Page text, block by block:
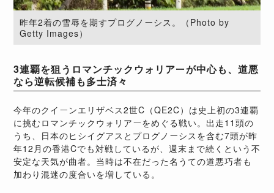
昨年2着の雪辱を期すプログノーシス。（Photo by
Getty Images）
3連覇を狙うロマンチックウォリアーが中心も、道悪
なら逆転候補も多士済々
今年のクイーンエリザベス2世C（QE2C）は史上初の3連覇
に挑むロマンチックウォリアーをめぐる戦い。出走11頭の
うち、日本のヒシイグアスとプログノーシスを含む7頭が昨
年12月の香港Cでも対戦しているが、週末まで続くという不
安定な天気が曲者。当時は不在だった名うての道悪巧者も
加わり混迷の度合いを増している。